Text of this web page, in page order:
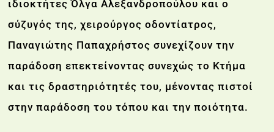
ιδιοκτήτες Όλγα Αλεξανδροπούλου και ο
σύζυγός της, χειρούργος οδοντίατρος,
Παναγιώτης Παπαχρήστος συνεχίζουν την
παράδοση επεκτείνοντας συνεχώς το Κτήμα
και τις δραστηριότητές του, μένοντας πιστοί
στην παράδοση του τόπου και την ποιότητα.